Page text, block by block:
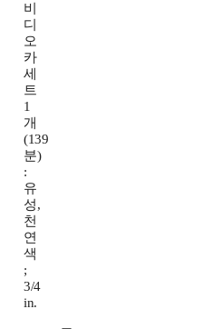
비
디
오
카
세
트
1
개
(139
분)
:
유
성,
천
연
색
;
3/4
in.